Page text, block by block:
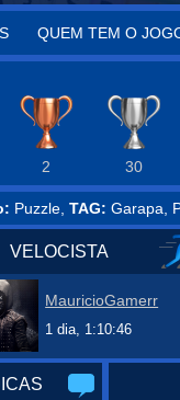
QUEM TEM O
2 30
Puzzle, TAG: Garapa,
VELOCISTA
MauricioGamerr
1 dia, 1:10:46